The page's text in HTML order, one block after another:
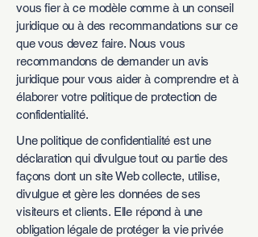
vous fier à ce modèle comme à un conseil
juridique ou à des recommandations sur ce
que vous devez faire. Nous vous
recommandons de demander un avis
juridique pour vous aider à comprendre et à
élaborer votre politique de protection de
confidentialité.
Une politique de confidentialité est une
déclaration qui divulgue tout ou partie des
façons dont un site Web collecte, utilise,
divulgue et gère les données de ses
visiteurs et clients. Elle répond à une
obligation légale de protéger la vie privée